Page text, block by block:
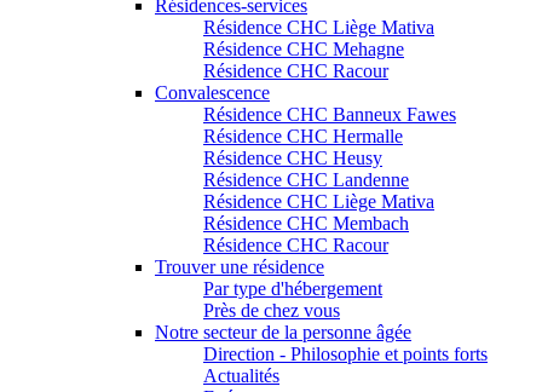
Résidences-services
Résidence CHC Liège Mativa
Résidence CHC Mehagne
Résidence CHC Racour
Convalescence
Résidence CHC Banneux Fawes
Résidence CHC Hermalle
Résidence CHC Heusy
Résidence CHC Landenne
Résidence CHC Liège Mativa
Résidence CHC Membach
Résidence CHC Racour
Trouver une résidence
Par type d'hébergement
Près de chez vous
Notre secteur de la personne âgée
Direction - Philosophie et points forts
Actualités